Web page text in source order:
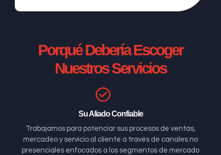
Porqué Debería Escoger
Nuestros Servicios
Su Aliado Confiable
Trabajamos para potenciar sus procesos de ventas,
mercadeo y servicio al cliente a través de canales no
presenciales enfocados a los segmentos de mercado